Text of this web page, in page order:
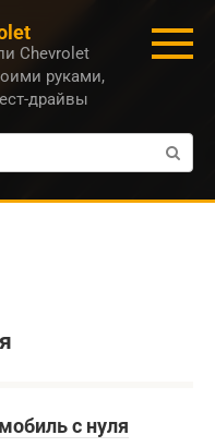
Chevrolet
руками,
драйвы
с нуля